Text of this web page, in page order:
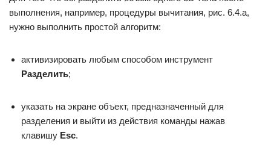
выполнения, например, процедуры вычитания, рис. 6.4.а,
нужно выполнить простой алгоритм:
активизировать любым способом инструмент
Разделить;
указать на экране объект, предназначенный для
разделения и выйти из действия команды нажав
клавишу Esc.